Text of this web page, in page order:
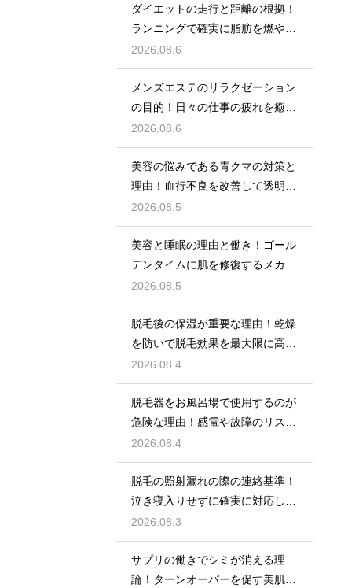
ダイエットの走行と距離の根拠！
ランニングで確実に脂肪を燃やす
目安
2026.08.6
メンズエステのリラクゼーション
の目的！日々の仕事の疲れを癒や
す極上のプライベート空間
2026.08.6
美容の悩みである青クマの対策と
理由！血行不良を改善して透明感
アップ
2026.08.5
美容と睡眠の理由と働き！ゴール
デンタイムに肌を修復するメカニ
ズム
2026.08.5
脱毛後の保湿が重要な理由！乾燥
を防いで脱毛効果を最大限に高め
るポイント
2026.08.4
脱毛器をお風呂場で使用するのが
危険な理由！感電や故障のリスク
を避けるための安全な環境選び
2026.08.4
脱毛の照射漏れの際の連絡基準！
泣き寝入りせずに確実に対応して
もらう
2026.08.3
サプリの働きでシミが消える理
論！ターンオーバーを促す美肌の